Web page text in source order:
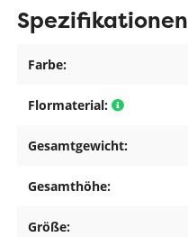
Spezifikationen
Farbe:
Flormaterial:
Gesamtgewicht:
Gesamthöhe:
Größe: